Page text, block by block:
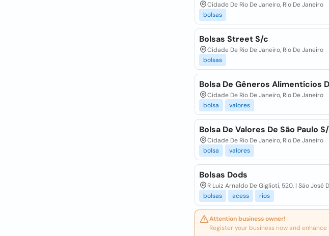
Cidade De Rio De Janeiro, Rio De Janeiro
bolsas
Bolsas Street S/c
Cidade De Rio De Janeiro, Rio De Janeiro
bolsas
Bolsa De Gêneros Alimentícios
Cidade De Rio De Janeiro, Rio De Janeiro
bolsa
valores
Bolsa De Valores De São Paulo
Cidade De Rio De Janeiro, Rio De Janeiro
bolsa
valores
Bolsas Dods
R Luiz Arnaldo De Giglioti, 520, | São José
bolsas
acess rios
Attention business owner!
Register your business now and